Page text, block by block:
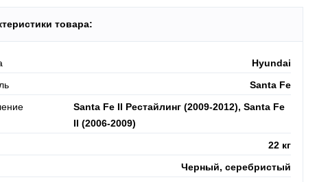
товара:
Hyundai
Santa Fe
Santa Fe II Рестайлинг (2009-2012), Santa Fe
II (2006-2009)
22 кг
Черный, серебристый